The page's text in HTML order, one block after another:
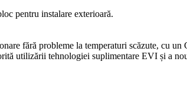
pentru instalare exterioară.
fără probleme la temperaturi scăzute, cu
utilizării tehnologiei suplimentare EVI și a